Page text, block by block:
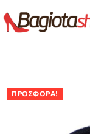
ΠΡΟΣΦΟΡΆ!